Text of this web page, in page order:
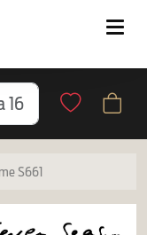
S661